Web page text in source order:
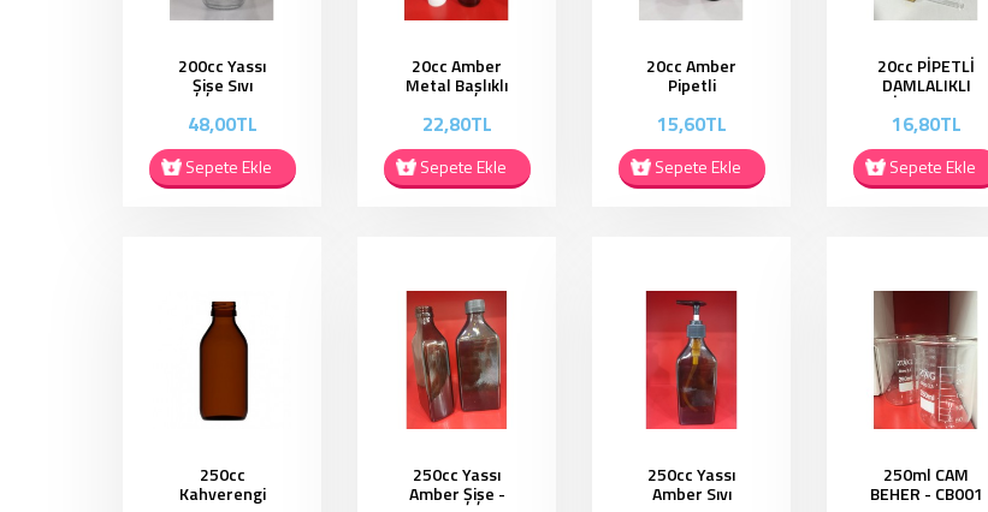
200cc Yassı
Şişe Sıvı
Sabunluk -
SSP01
48,00TL
Sepete Ekle
20cc Amber
Metal Başlıklı
Rollon Şişe -
AR020
22,80TL
Sepete Ekle
20cc Amber
Pipetli
- APD03
15,60TL
Sepete Ekle
20cc PİPETLİ
DAMLALIKLI
ŞİŞE PD001
16,80TL
Sepete Ekle
250cc
Kahverengi
250cc Yassı
Amber Şişe -
250cc Yassı
Amber Sıvı
250ml CAM
BEHER - CB001